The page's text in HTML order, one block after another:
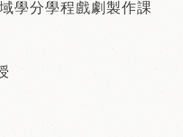
學分學程戲劇製作課